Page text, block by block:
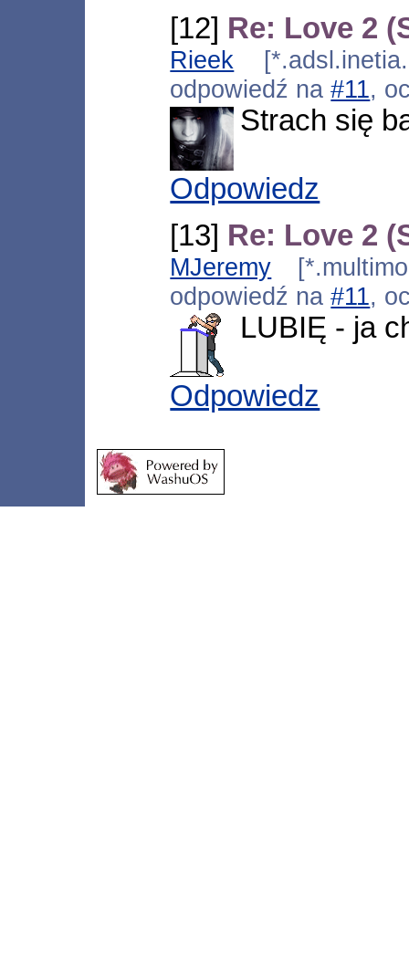
[12] Re: Love 2
Rieek
odpowiedź na#11,
Strach się
Odpowiedz
[13] Re: Love 2
MJeremy
odpowiedź na#11,
LUBIĘ - ja
Odpowiedz